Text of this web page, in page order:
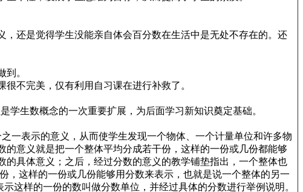
还是觉得学生没能亲自体会百分数在生活中是无处不存在的。还
。
不完美，仅有利用自习课在进行补救了。
生数概念的一次重要扩展，为后面学习新知识奠定基础。
一表示的意义，从而使学生发现一个物体、一个计量单位和许多物
意义就是把一个整体平均分成若干份，这样的一份或几份都能够
具体意义；之后，经过分数的意义的教学铺垫指出，一个整体也
，这样的一份或几份能够用分数来表示，也就是说一个整体的另一
这样的一份的数叫做分数单位，并经过具体的分数进行举例说明。